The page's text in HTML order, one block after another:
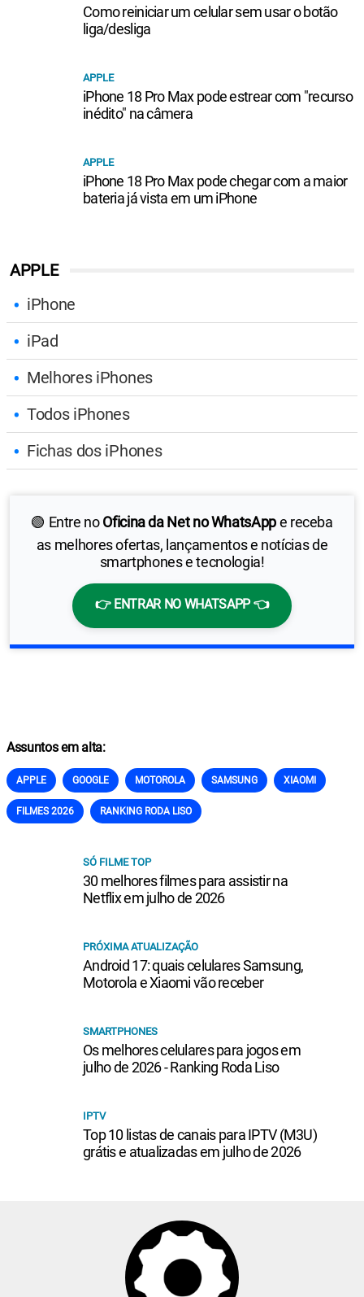
APPLE
iPhone
iPad
Melhores iPhones
Todos iPhones
Fichas dos iPhones
🟢 Entre noOficina da Net no WhatsAppe receba
as melhores ofertas, lançamentos e notícias de
smartphones e tecnologia!
👉 ENTRAR NO WHATSAPP 👈
Como reiniciar um celular sem usar o botão
liga/desliga
APPLE
iPhone 18 Pro Max pode estrear com "recurso
inédito" na câmera
APPLE
iPhone 18 Pro Max pode chegar com a maior
bateria já vista em um iPhone
Assuntos em alta:
APPLE GOOGLE MOTOROLA SAMSUNG XIAOMI
FILMES 2026 RANKING RODA LISO
SÓ FILME TOP
30 melhores filmes para assistir na
Netflix em julho de 2026
PRÓXIMA ATUALIZAÇÃO
Android 17: quais celulares Samsung,
Motorola e Xiaomi vão receber
SMARTPHONES
Os melhores celulares para jogos em
julho de 2026 - Ranking Roda Liso
IPTV
Top 10 listas de canais para IPTV (M3U)
grátis e atualizadas em julho de 2026